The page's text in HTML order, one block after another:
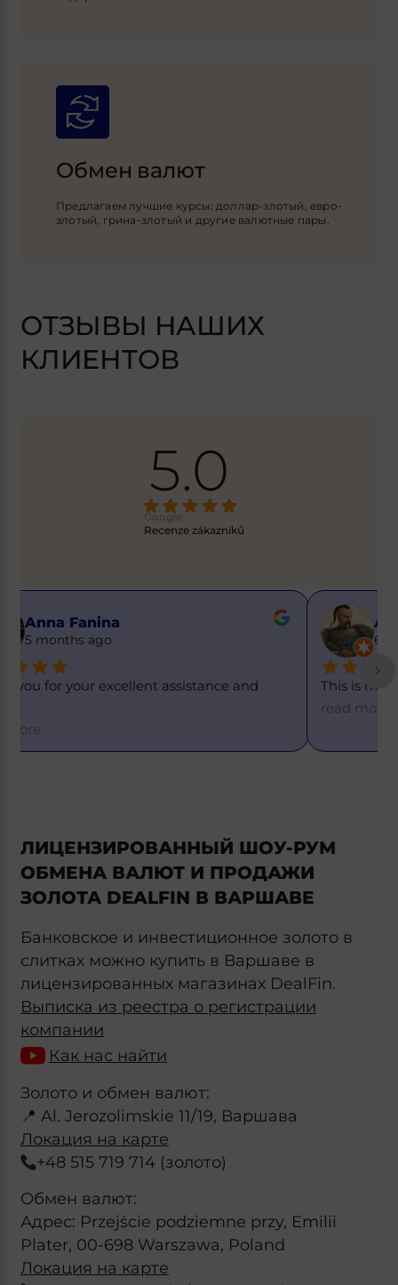
Обмен валют
Предлагаем лучшие курсы: доллар-злотый, евро-
злотый, грина-злотый и другие валютные пары.
ОТЗЫВЫ НАШИХ
КЛИЕНТОВ
5.0
Google
Recenze zákazníků
Alex
6 months ago
This is my first time using this service, and eve...
ЛИЦЕНЗИРОВАННЫЙ ШОУ-РУМ
ОБМЕНА ВАЛЮТ И ПРОДАЖИ
ЗОЛОТА DEALFIN В ВАРШАВЕ
Банковское и инвестиционное золото в
слитках можно купить в Варшаве в
лицензированных магазинах DealFin.
Выписка из реестра о регистрации
компании
Как нас найти
Золото и обмен валют:
📍 Al. Jerozolimskie 11/19, Варшава
Локация на карте
+48 515 719 714 (золото)
Обмен валют:
Адрес: Przejście podziemne przy, Emilii
Plater, 00-698 Warszawa, Poland
Локация на карте